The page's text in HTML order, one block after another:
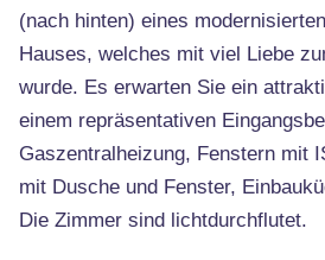
(nach hinten) eines
Hauses, welches mit viel Liebe
wurde. Es erwarten Sie ein
einem repräsentativen
Gaszentralheizung, Fenstern mit
mit Dusche und Fenster,
Die Zimmer sind lichtdurchflutet.